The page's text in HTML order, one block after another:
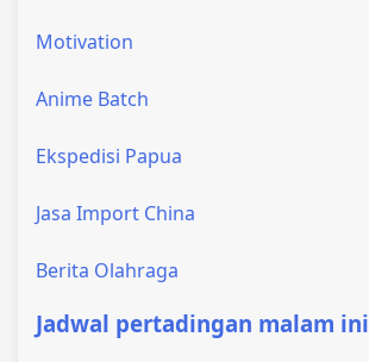
Motivation
Anime Batch
Ekspedisi Papua
Jasa Import China
Berita Olahraga
Jadwal pertadingan malam ini